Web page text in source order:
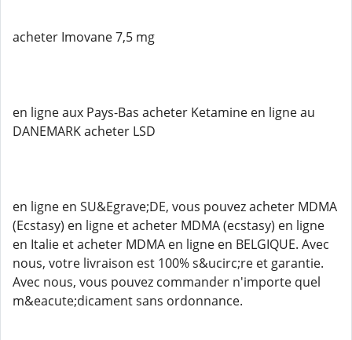
acheter Imovane 7,5 mg
en ligne aux Pays-Bas acheter Ketamine en ligne au
DANEMARK acheter LSD
en ligne en SU&Egrave;DE, vous pouvez acheter MDMA
(Ecstasy) en ligne et acheter MDMA (ecstasy) en ligne
en Italie et acheter MDMA en ligne en BELGIQUE. Avec
nous, votre livraison est 100% s&ucirc;re et garantie.
Avec nous, vous pouvez commander n'importe quel
m&eacute;dicament sans ordonnance.